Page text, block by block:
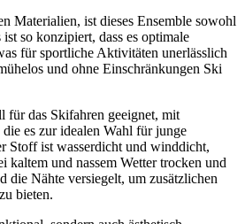
Materialien, ist dieses Ensemble sowohl
so konzipiert, dass es optimale
für sportliche Aktivitäten unerlässlich
und ohne Einschränkungen Ski
für das Skifahren geeignet, mit
es zur idealen Wahl für junge
Stoff ist wasserdicht und winddicht,
kaltem und nassem Wetter trocken und
die Nähte versiegelt, um zusätzlichen
bieten.